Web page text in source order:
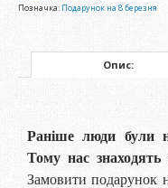
Позначка: Подарунок на 8 березня
Опис:
Раніше люди були
Тому нас
Замовити подарунок